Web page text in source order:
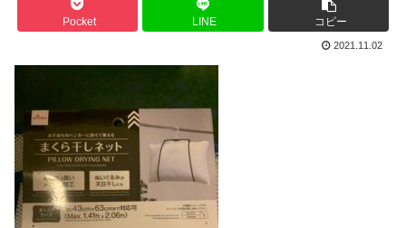
Pocket LINE コピー
2021.11.02